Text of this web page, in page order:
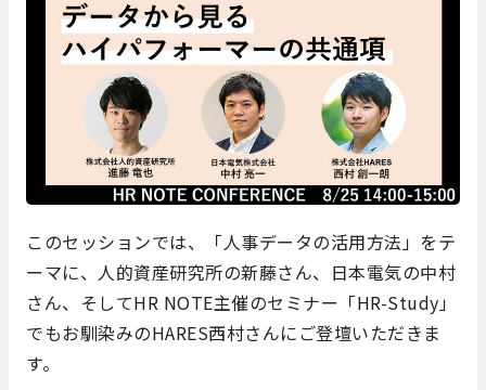
このセッションでは、「人事データの活用方法」をテ
ーマに、人的資産研究所の新藤さん、日本電気の中村
さん、そしてHR NOTE主催のセミナー「HR-Study」
でもお馴染みのHARES西村さんにご登壇いただきま
す。